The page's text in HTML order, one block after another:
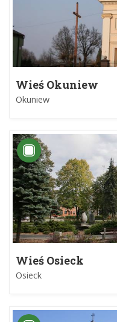
Wieś Okuniew
Okuniew
Wieś Osieck
Osieck